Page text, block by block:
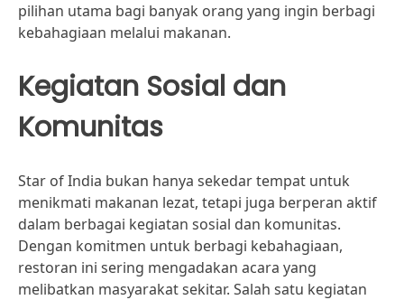
pilihan utama bagi banyak orang yang ingin berbagi
kebahagiaan melalui makanan.
Kegiatan Sosial dan
Komunitas
Star of India bukan hanya sekedar tempat untuk
menikmati makanan lezat, tetapi juga berperan aktif
dalam berbagai kegiatan sosial dan komunitas.
Dengan komitmen untuk berbagi kebahagiaan,
restoran ini sering mengadakan acara yang
melibatkan masyarakat sekitar. Salah satu kegiatan